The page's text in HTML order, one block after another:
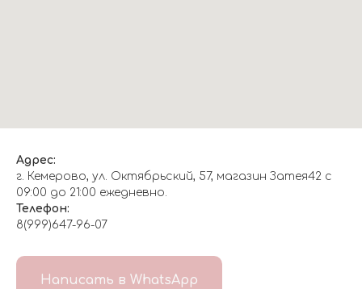
Адрес:
г. Кемерово, ул. Октябрьский, 57, магазин Затея42 с
09:00 до 21:00 ежедневно.
Телефон:
8(999)647-96-07
Написать в WhatsApp